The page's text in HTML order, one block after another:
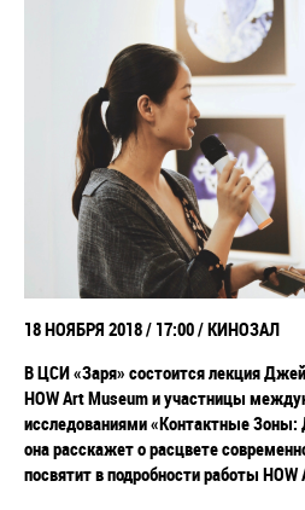
18 НОЯБРЯ 2018 / 17:00 / КИНОЗАЛ
В ЦСИ «Заря» состоится лекция
HOW Art Museum и участницы меж
исследованиями«Контактные Зоны:
она расскажет о расцвете
посвятит в подробности работы